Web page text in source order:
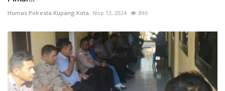
Humas Polresta Kupang Kota Nop 13, 2024 896